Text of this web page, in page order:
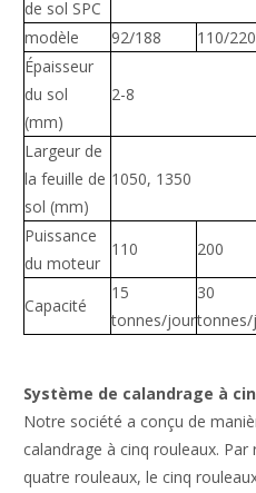
de sol SPC
modèle 92/188 110/220
Épaisseur
du sol
(mm)
2-8
Largeur de
la feuille de
sol (mm)
1050, 1350
Puissance
du moteur
110 200
Capacité
15
tonnes/jour
30
Système de calandrage à
Notre société a conçu de
calandrage à cinq rouleaux.
quatre rouleaux, le cinq